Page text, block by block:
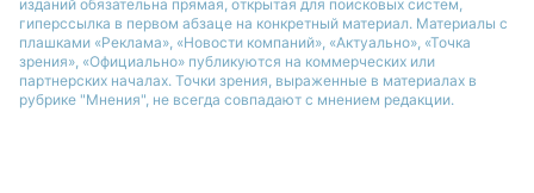
изданий обязательна прямая, открытая для поисковых систем,
гиперссылка в первом абзаце на конкретный материал. Материалы с
плашками «Реклама», «Новости компаний», «Актуально», «Точка
зрения», «Официально» публикуются на коммерческих или
партнерских началах. Точки зрения, выраженные в материалах в
рубрике "Мнения", не всегда совпадают с мнением редакции.